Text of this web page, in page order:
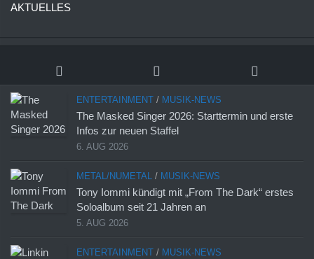
AKTUELLES
ENTERTAINMENT / MUSIK-NEWS
The Masked Singer 2026: Starttermin und erste
Infos zur neuen Staffel
6. AUG 2026
METAL/NUMETAL / MUSIK-NEWS
Tony Iommi kündigt mit „From The Dark“ erstes
Soloalbum seit 21 Jahren an
5. AUG 2026
ENTERTAINMENT / MUSIK-NEWS